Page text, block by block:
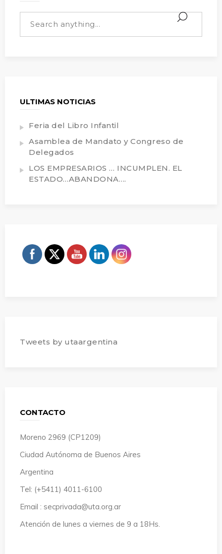
ULTIMAS NOTICIAS
Feria del Libro Infantil
Asamblea de Mandato y Congreso de
Delegados
LOS EMPRESARIOS … INCUMPLEN. EL
ESTADO…ABANDONA….
Tweets by utaargentina
CONTACTO
Moreno 2969 (CP1209)
Ciudad Autónoma de Buenos Aires
Argentina
Tel: (+5411) 4011-6100
Email : secprivada@uta.org.ar
Atención de lunes a viernes de 9 a 18Hs.